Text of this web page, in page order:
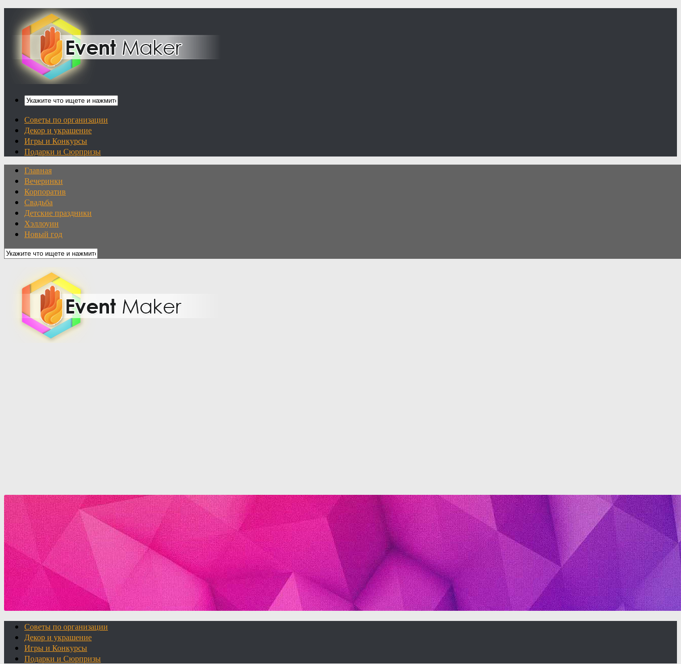
Советы по организации
Декор и украшение
Игры и Конкурсы
Подарки и Сюрпризы
Главная
Вечеринки
Корпоратив
Свадьба
Детские праздники
Хэллоуин
Новый год
Советы по организации
Декор и украшение
Игры и Конкурсы
Подарки и Сюрпризы